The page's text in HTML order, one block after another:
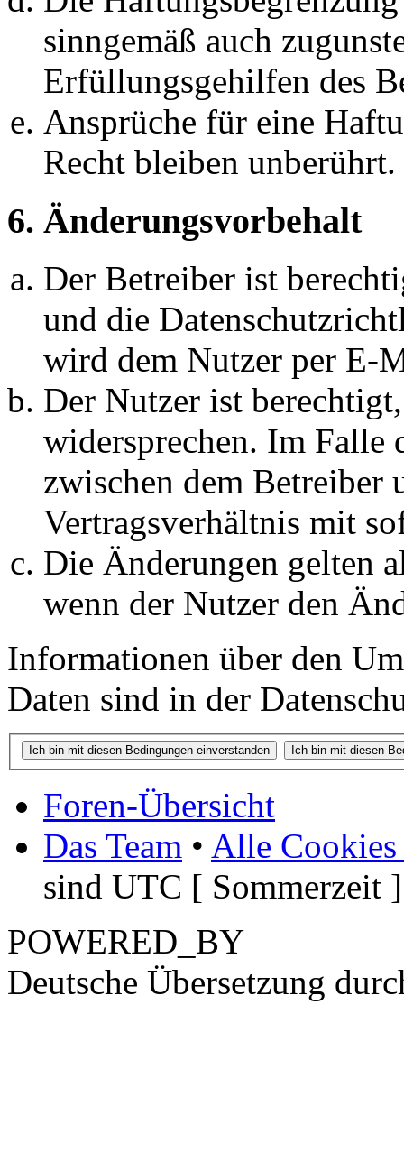
sinngemäß auch
Erfüllungsgehilfen des
Ansprüche für eine
Recht bleiben unberührt.
6. Änderungsvorbehalt
Der Betreiber ist
und die
wird dem Nutzer per E-
Der Nutzer ist
widersprechen. Im Falle
zwischen dem Betreiber
Vertragsverhältnis mit
Die Änderungen gelten
wenn der Nutzer den
Informationen über den
Daten sind in der
Foren-Übersicht
Das Team • Alle Cookies
sind UTC [ Sommerzeit ]
POWERED_BY
Deutsche Übersetzung